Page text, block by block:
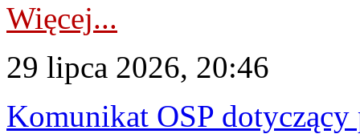
Więcej...
29 lipca 2026, 20:46
Komunikat OSP